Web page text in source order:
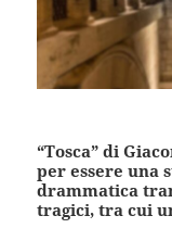
“Tosca” di
per essere una
drammatica
tragici, tra cui